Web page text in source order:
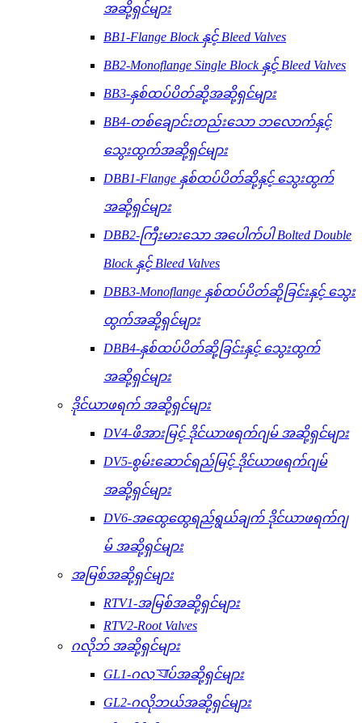
အဆို့ရှင်များ
BB1-Flange Block နှင့် Bleed Valves
BB2-Monoflange Single Block နှင့် Bleed Valves
BB3-နှစ်ထပ်ပိတ်ဆို့အဆို့ရှင်များ
BB4-တစ်ချောင်းတည်းသော ဘလောက်နှင့်
သွေးထွက်အဆို့ရှင်များ
DBB1-Flange နှစ်ထပ်ပိတ်ဆို့နှင့် သွေးထွက်
အဆို့ရှင်များ
DBB2-ကြီးမားသော အပေါက်ပါ Bolted Double
Block နှင့် Bleed Valves
DBB3-Monoflange နှစ်ထပ်ပိတ်ဆို့ခြင်းနှင့် သွေး
ထွက်အဆို့ရှင်များ
DBB4-နှစ်ထပ်ပိတ်ဆို့ခြင်းနှင့် သွေးထွက်
အဆို့ရှင်များ
ဒိုင်ယာဖရက် အဆို့ရှင်များ
DV4-ဖိအားမြင့် ဒိုင်ယာဖရက်ဂျမ် အဆို့ရှင်များ
DV5-စွမ်းဆောင်ရည်မြင့် ဒိုင်ယာဖရက်ဂျမ်
အဆို့ရှင်များ
DV6-အထွေထွေရည်ရွယ်ချက် ဒိုင်ယာဖရက်ဂျ
မ် အဆို့ရှင်များ
အမြစ်အဆို့ရှင်များ
RTV1-အမြစ်အဆို့ရှင်များ
RTV2-Root Valves
ဂလိုဘ် အဆို့ရှင်များ
GL1-ဂလ্যাပ်အဆို့ရှင်များ
GL2-ဂလိုဘယ်အဆို့ရှင်များ